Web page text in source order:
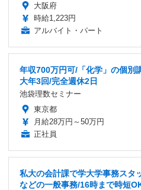
大阪府
時給1,223円
アルバイト・パート
年収700万円可/「化学」の個別
大年3回/完全週休2日
池袋理数セミナー
東京都
月給28万円～50万円
正社員
私大の会計課で学大学事務スタ
などの一般事務/16時まで時短